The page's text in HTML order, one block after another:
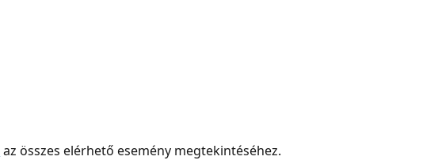
az összes elérhető esemény megtekintéséhez.